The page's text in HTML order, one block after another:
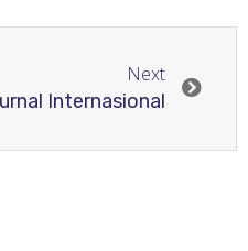
Next
Internasional